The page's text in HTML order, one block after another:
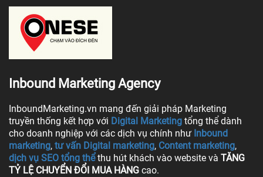
Inbound Marketing Agency
InboundMarketing.vn mang đến giải pháp Marketing
truyền thống kết hợp với Digital Marketing tổng thể dành
cho doanh nghiệp với các dịch vụ chính như Inbound
marketing, tư vấn Digital marketing, Content marketing,
dịch vụ SEO tổng thể thu hút khách vào website và TĂNG
TỶ LỆ CHUYỂN ĐỔI MUA HÀNG cao.